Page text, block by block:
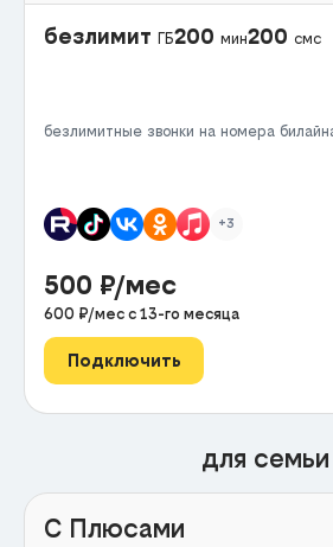
безлимит ГБ200 мин200 смс
безлимитные звонки на номера
+3
500 ₽/мес
600 ₽/мес с 13-го месяца
Подключить
для семьи
С Плюсами